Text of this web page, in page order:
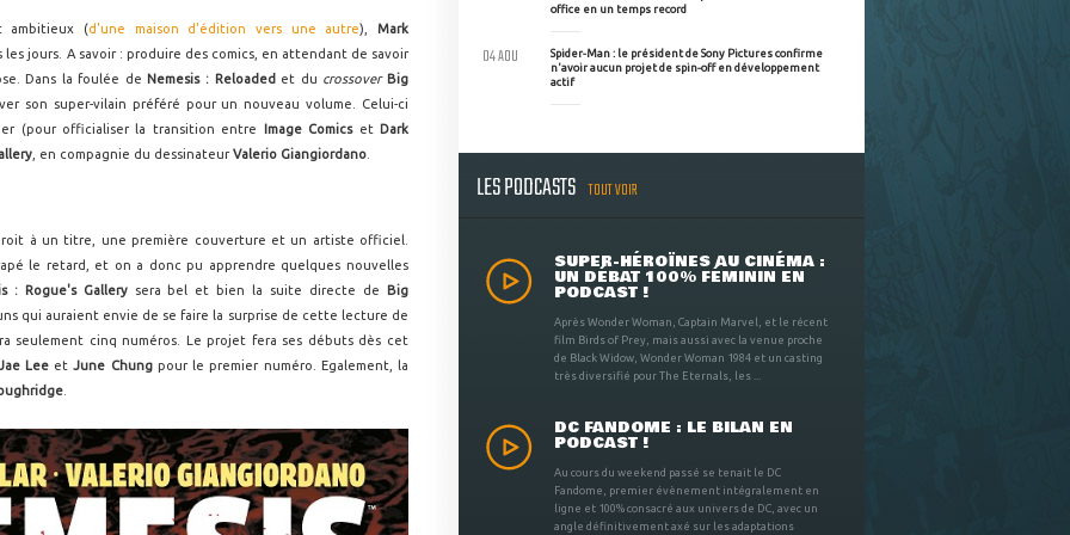
ambitieux (d'une maison d'édition vers une autre),Mark
jours. A savoir : produire des comics, en attendant de savoir
Dans la foulée de Nemesis : Reloaded et du crossover Big
son super-vilain préféré pour un nouveau volume. Celui-ci
(pour officialiser la transition entre
Image Comicset Dark
, en compagnie du dessinateurValerio Giangiordano
à un titre, une première couverture et un artiste officiel.
le retard, et on a donc pu apprendre quelques nouvelles
: Rogue's Gallerysera bel et bien la suite directe de
Big
qui auraient envie de se faire la surprise de cette lecture de
seulement cinq numéros. Le projet fera ses débuts dès cet
LeeetJune Chung pour le premier numéro. Egalement, la
office en un temps record
Spider-Man : le président de Sony Pictures confirme
n'avoir aucun projet de spin-off en développement
actif
04 AOU
LES PODCASTS TOUT VOIR
SUPER-HÉROÏNES AU CINÉMA :
UN DÉBAT 100% FÉMININ EN
PODCAST !
Après Wonder Woman, Captain Marvel, et le récent
film Birds of Prey, mais aussi avec la venue proche
de Black Widow, Wonder Woman 1984 et un casting
très diversifié pour The Eternals, les ...
DC FANDOME : LE BILAN EN
PODCAST !
Au cours du weekend passé se tenait le DC
Fandome, premier évènement intégralement en
ligne et 100% consacré aux univers de DC, avec un
angle définitivement axé sur les adaptations